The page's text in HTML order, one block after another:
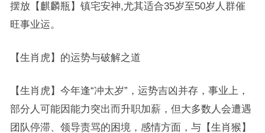
摆放【麒麟瓶】镇宅安神,尤其适合35岁至50岁人群催
旺事业运。
【生肖虎】的运势与破解之道
【生肖虎】今年逢“冲太岁”，运势吉凶并存，事业上，
部分人可能因能力突出而升职加薪，但大多数人会遭遇
团队停滞、领导责骂的困境，感情方面，与【生肖猴】